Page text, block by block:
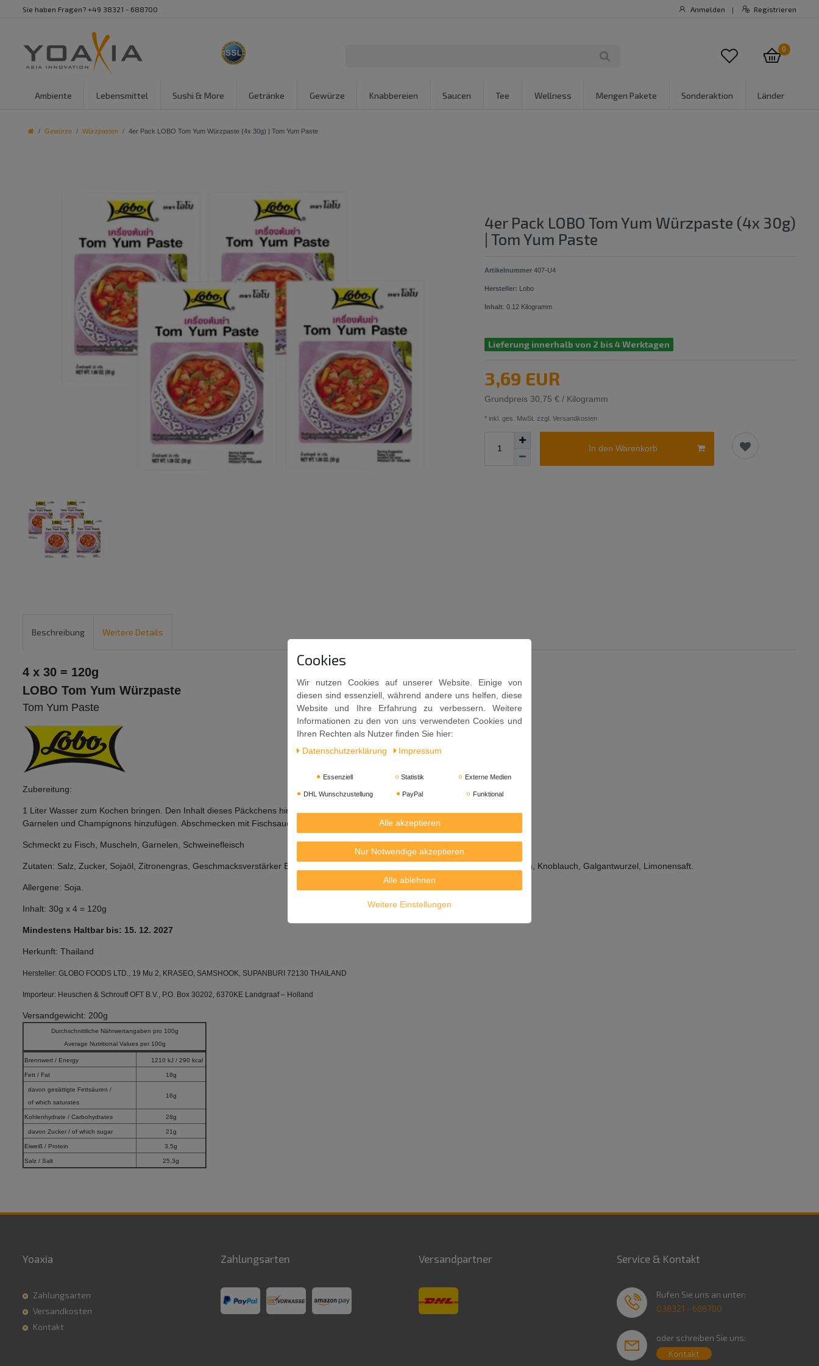
Sie haben Fragen? +49 38321 - 688700 Anmelden | Registrieren
0
Ambiente Lebensmittel Sushi & More Getränke Gewürze Knabbereien Saucen Tee Wellness Mengen Pakete Sonderaktion Länder
Gewürze Würzpasten 4er Pack LOBO Tom Yum Würzpaste (4x 30g) | Tom Yum Paste
4er Pack LOBO Tom Yum Würzpaste (4x 30g)
| Tom Yum Paste
Artikelnummer407-U4
Hersteller: Lobo
Inhalt:0.12 Kilogramm
Lieferung innerhalb von 2 bis 4 Werktagen
3,69 EUR
Grundpreis 30,75 € / Kilogramm
* inkl. ges. MwSt. zzgl. Versandkosten
In den Warenkorb
Beschreibung Weitere Details
4 x 30 = 120g
LOBO Tom Yum Würzpaste
Tom Yum Paste
Zubereitung:
1 Liter Wasser zum Kochen bringen. Den Inhalt dieses Päckchens hinzugeben.
Garnelen und Champignons hinzufügen. Abschmecken mit Fischsauce, Salz und Zitronensaft.
Schmeckt zu Fisch, Muscheln, Garnelen, Schweinefleisch
Zutaten: Salz, Zucker, Sojaöl, Zitronengras, Geschmacksverstärker E621, Säuerregulator: E330, Chilipulver, Tamarinden, Schalotten, Knoblauch, Galgantwurzel, Limonensaft.
Allergene: Soja.
Inhalt: 30g x 4 = 120g
Mindestens Haltbar bis: 15. 12. 2027
Herkunft: Thailand
Hersteller: GLOBO FOODS LTD., 19 Mu 2, KRASEO, SAMSHOOK, SUPANBURI 72130 THAILAND
Importeur: Heuschen & Schrouff OFT B.V., P.O. Box 30202, 6370KE Landgraaf – Holland
Versandgewicht: 200g
Durchschnittliche Nährwertangaben pro 100g
Average Nutritional Values per 100g
Brennwert / Energy 1210 kJ / 290 kcal
Fett / Fat 18g
davon gesättigte Fettsäuren /
of which saturates
16g
Kohlenhydrate / Carbohydrates 28g
davon Zucker / of which sugar 21g
Eiweiß / Protein 3,5g
Salz / Salt 25,3g
Yoaxia
Zahlungsarten
Versandkosten
Kontakt
Zahlungsarten Versandpartner Service & Kontakt
Rufen Sie uns an unter:
038321 - 688700
oder schreiben Sie uns:
Kontakt
Cookies
Wir nutzen Cookies auf unserer Website. Einige von
diesen sind essenziell, während andere uns helfen, diese
Website und Ihre Erfahrung zu verbessern. Weitere
Informationen zu den von uns verwendeten Cookies und
Ihren Rechten als Nutzer finden Sie hier:
Daten­schutz­erklärung
Impressum
Essenziell Statistik Externe Medien
DHL Wunschzustellung PayPal Funktional
Alle akzeptieren
Nur Notwendige akzeptieren
Alle ablehnen
Weitere Einstellungen